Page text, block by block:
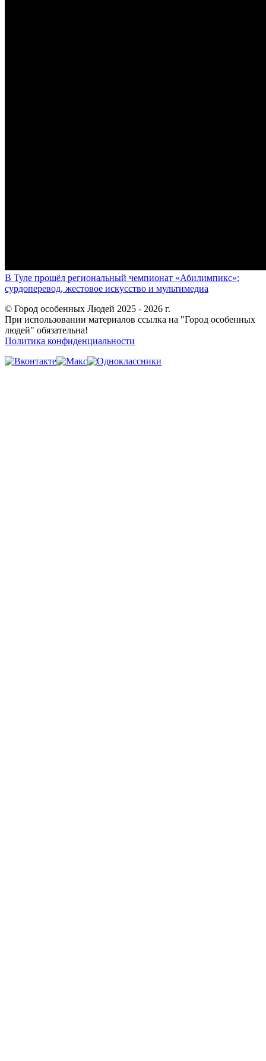
В Туле прошёл региональный чемпионат «Абилимпикс»:
сурдоперевод, жестовое искусство и мультимедиа
© Город особенных Людей 2025 - 2026 г.
При использовании материалов ссылка на "Город особенных
людей" обязательна!
Политика конфиденциальности